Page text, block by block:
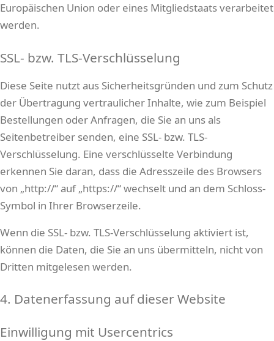
Europäischen Union oder eines Mitgliedstaats verarbeitet
werden.
SSL- bzw. TLS-Verschlüsselung
Diese Seite nutzt aus Sicherheitsgründen und zum Schutz
der Übertragung vertraulicher Inhalte, wie zum Beispiel
Bestellungen oder Anfragen, die Sie an uns als
Seitenbetreiber senden, eine SSL- bzw. TLS-
Verschlüsselung. Eine verschlüsselte Verbindung
erkennen Sie daran, dass die Adresszeile des Browsers
von „http://“ auf „https://“ wechselt und an dem Schloss-
Symbol in Ihrer Browserzeile.
Wenn die SSL- bzw. TLS-Verschlüsselung aktiviert ist,
können die Daten, die Sie an uns übermitteln, nicht von
Dritten mitgelesen werden.
4. Datenerfassung auf dieser Website
Einwilligung mit Usercentrics